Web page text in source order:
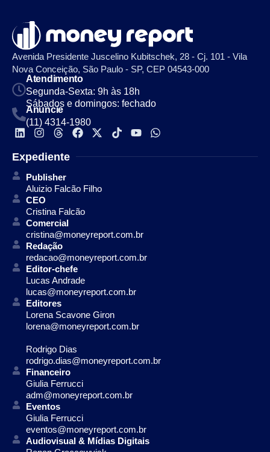
Avenida Presidente Juscelino Kubitschek, 28 - Cj. 101 - Vila
Nova Conceição, São Paulo - SP, CEP 04543-000
Atendimento
Segunda-Sexta: 9h às 18h
Sábados e domingos: fechado
Anuncie
(11) 4314-1980
Expediente
Publisher
Aluizio Falcão Filho
CEO
Cristina Falcão
Comercial
cristina@moneyreport.com.br
Redação
redacao@moneyreport.com.br
Editor-chefe
Lucas Andrade
lucas@moneyreport.com.br
Editores
Lorena Scavone Giron
lorena@moneyreport.com.br
Rodrigo Dias
rodrigo.dias@moneyreport.com.br
Financeiro
Giulia Ferrucci
adm@moneyreport.com.br
Eventos
Giulia Ferrucci
eventos@moneyreport.com.br
Audiovisual & Mídias Digitais